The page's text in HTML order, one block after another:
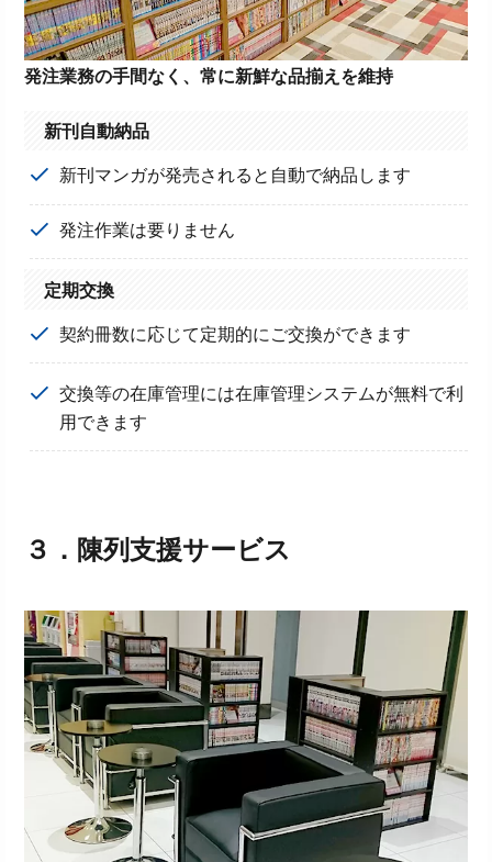
発注業務の手間なく、常に新鮮な品揃えを維持
新刊自動納品
新刊マンガが発売されると自動で納品します
発注作業は要りません
定期交換
契約冊数に応じて定期的にご交換ができます
交換等の在庫管理には在庫管理システムが無料で利
用できます
３． 陳列支援サービス